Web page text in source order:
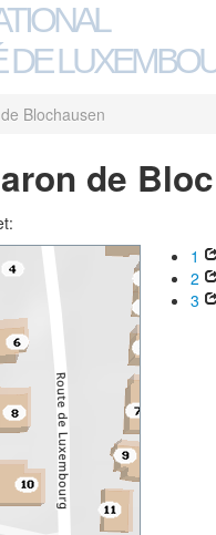
DE
Blochausen
de
1
2
3